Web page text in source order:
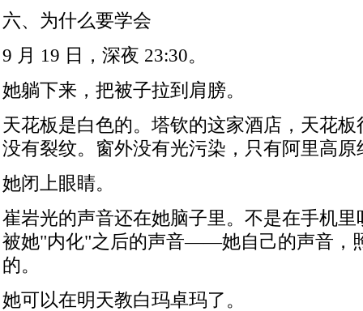
六、为什么要学会
9 月 19 日，深夜 23:30。
她躺下来，把被子拉到肩膀。
天花板是白色的。塔钦的这家酒店，天花
没有裂纹。窗外没有光污染，只有阿里高原
她闭上眼睛。
崔岩光的声音还在她脑子里。不是在手机
被她"内化"之后的声音——她自己的声音，
的。
她可以在明天教白玛卓玛了。